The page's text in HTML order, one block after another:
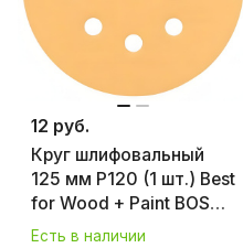
12 руб.
Круг шлифовальный
125 мм P120 (1 шт.) Best
for Wood + Paint BOSCH
2608607828
Есть в наличии